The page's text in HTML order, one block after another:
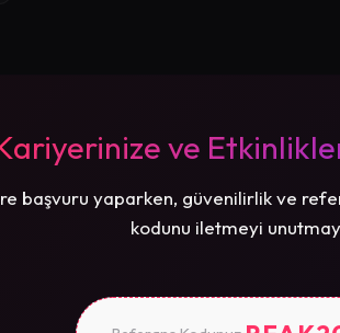
ve
başvuru yaparken, güvenilirlik ve
kodunu iletmeyi